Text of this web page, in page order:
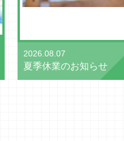
2026.08.07
夏季休業のお知らせ